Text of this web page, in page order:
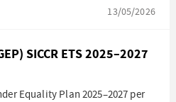
13/05/2026
SICCR ETS 2025–2027
Equality Plan 2025–2027 per